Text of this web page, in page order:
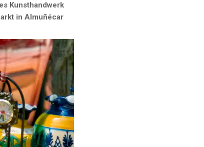
Kunsthandwerk
in Almuñécar